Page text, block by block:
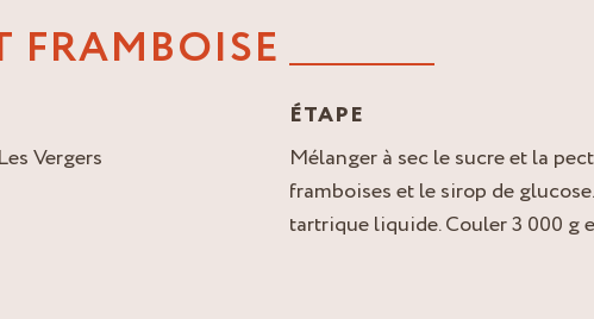
FRAMBOISE
Vergers
ÉTAPE
Mélanger à sec le sucre et la
framboises et le sirop de
tartrique liquide. Couler 3 000 g